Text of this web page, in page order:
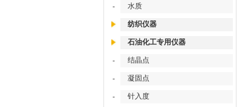
- 水质
纺织仪器
石油化工专用仪器
- 结晶点
- 凝固点
- 针入度